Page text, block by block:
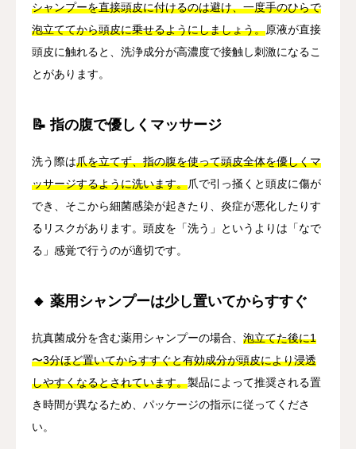
シャンプーを直接頭皮に付けるのは避け、一度手のひらで
泡立ててから頭皮に乗せるようにしましょう。原液が直接
頭皮に触れると、洗浄成分が高濃度で接触し刺激になるこ
とがあります。
📝 指の腹で優しくマッサージ
洗う際は爪を立てず、指の腹を使って頭皮全体を優しくマ
ッサージするように洗います。爪で引っ掻くと頭皮に傷が
でき、そこから細菌感染が起きたり、炎症が悪化したりす
るリスクがあります。頭皮を「洗う」というよりは「なで
る」感覚で行うのが適切です。
🔸 薬用シャンプーは少し置いてからすすぐ
抗真菌成分を含む薬用シャンプーの場合、 泡立てた後に1
〜3分ほど置いてからすすぐと有効成分が頭皮により浸透
しやすくなるとされています。製品によって推奨される置
き時間が異なるため、パッケージの指示に従ってくださ
い。